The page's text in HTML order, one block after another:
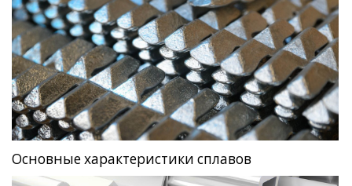
Основные характеристики сплавов